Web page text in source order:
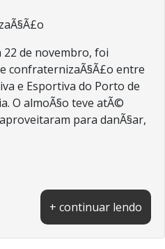
22 de novembro, foi
confraternizaÃ§Ã£o entre
e Esportiva do Porto de
O almoÃ§o teve atÃ©
para danÃ§ar,
+ continuar lendo